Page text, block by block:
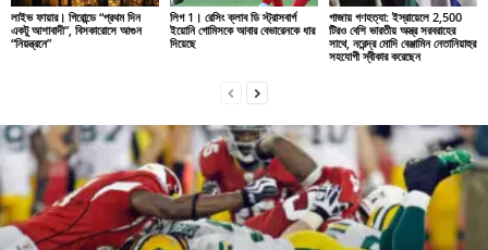
লাইভ ফায়ার। গিরোন্ডে “প্রথম দিন
একটু আশাবাদী”, বিসকারোসে আগুন
“নিয়ন্ত্রনে”
লিগ 1। রেসিং ক্লাব ডি স্ট্রাসবার্গ
ইয়োনি গোমিসকে আবার বেভারেনকে ধার
দিয়েছে
গাজায় গণহত্যা: ইস্রায়েলে 2,500
টিরও বেশি ভারতীয় অস্ত্র সরবরাহের
সাথে, নরেন্দ্র মোদি বেঞ্জামিন নেতানিয়াহুর
সহযোগী স্বীকার করেছেন